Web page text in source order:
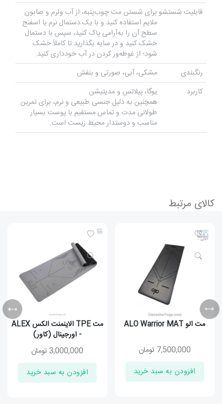
قابلیت شستشو برای شستن مت چوب‌پنبه، از آب ولرم و صابون
ملایم استفاده کنید و با یک دستمال نرم یا اسفنج
سطح آن را به‌آرامی پاک کنید، سپس با دستمال
خشک کنید و در سایه بگذارید تا کاملاً خشک
شود؛ از غوطه‌ور کردن در آب خودداری کنید.
رنگبندی
مشکی، آبی، صورتی و بنفش
کاربرد
یوگا، پیلاتس و مدیتیشن
همچنین به دلیل جنسی طبیعی و نرم، برای تمرین
طولانی مدت و تماس مستقیم با پوست بسیار
مناسب و دوستدار محیط زیست است.
کالای مرتبط
مت الو ALO Warrior MAT
7,500,000 تومان
افزودن به سبد خرید
مت TPE الاینمنت الکس ALEX
- اورجینال (کاور)
3,000,000تومان
افزودن به سبد خرید